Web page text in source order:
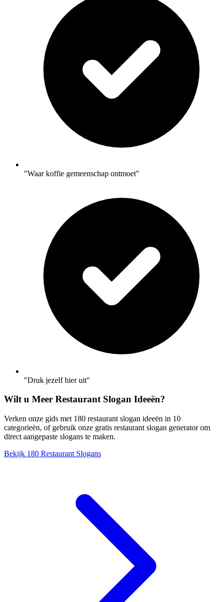
"Waar koffie gemeenschap ontmoet"
"Druk jezelf hier uit"
Wilt u Meer Restaurant Slogan Ideeën?
Verken onze gids met 180 restaurant slogan ideeën in 10
categorieën, of gebruik onze gratis restaurant slogan generator om
direct aangepaste slogans te maken.
Bekijk 180 Restaurant Slogans